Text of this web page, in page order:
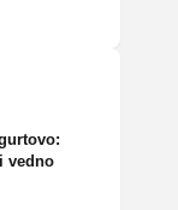
vedno